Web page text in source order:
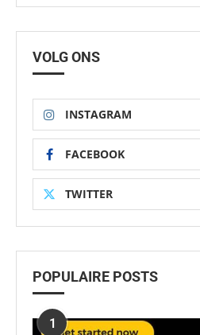
VOLG ONS
INSTAGRAM
FACEBOOK
TWITTER
POPULAIRE POSTS
1